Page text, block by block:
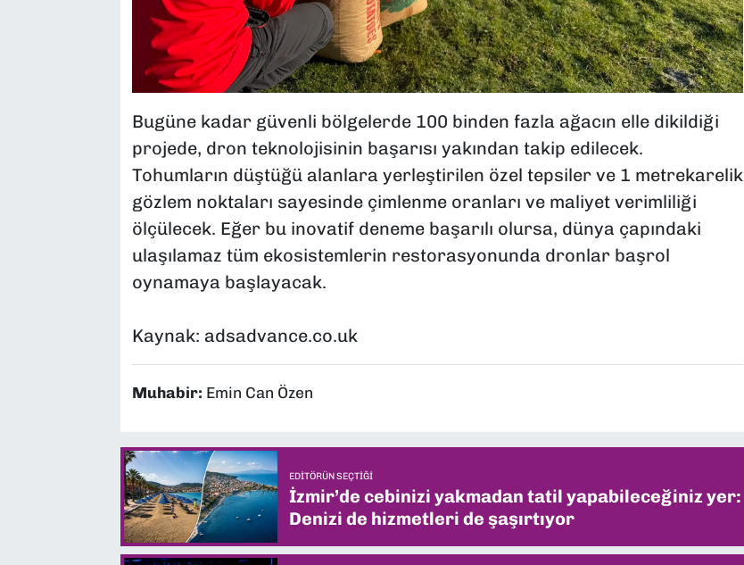
Bugüne kadar güvenli bölgelerde 100 binden fazla ağacın elle dikildiği
projede, dron teknolojisinin başarısı yakından takip edilecek.
Tohumların düştüğü alanlara yerleştirilen özel tepsiler ve 1 metrekarelik
gözlem noktaları sayesinde çimlenme oranları ve maliyet verimliliği
ölçülecek. Eğer bu inovatif deneme başarılı olursa, dünya çapındaki
ulaşılamaz tüm ekosistemlerin restorasyonunda dronlar başrol
oynamaya başlayacak.
Kaynak: adsadvance.co.uk
Muhabir: Emin Can Özen
EDITÖRÜN SEÇTIĞI
İzmir’de cebinizi yakmadan tatil yapabileceğiniz yer:
Denizi de hizmetleri de şaşırtıyor